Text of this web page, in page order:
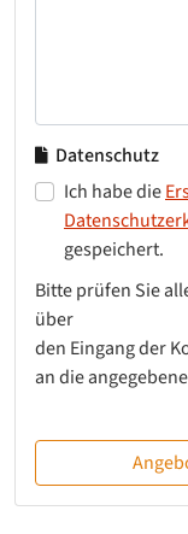
Datenschutz
Ich habe die
gespeichert.
Bitte prüfen Sie
über
den Eingang der
an die